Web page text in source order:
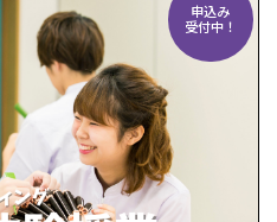
申込み
受付中！